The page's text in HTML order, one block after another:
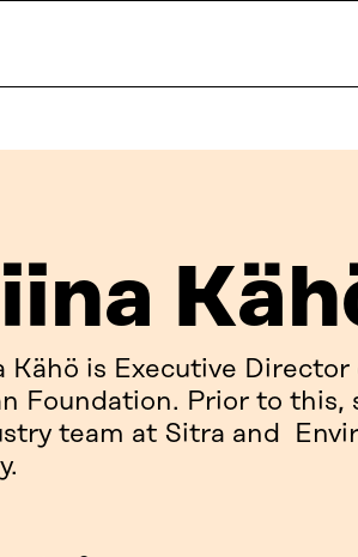
Kähö is Executive
Foundation. Prior to
team at Sitra and